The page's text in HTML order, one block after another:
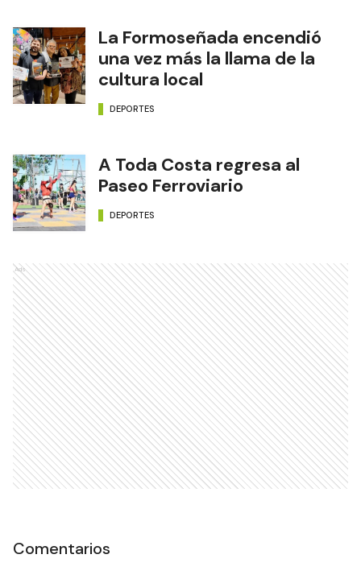
La Formoseñada encendió
una vez más la llama de la
cultura local
DEPORTES
A Toda Costa regresa al
Paseo Ferroviario
DEPORTES
Ads
Comentarios